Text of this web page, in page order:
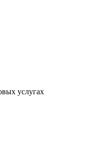
услугах